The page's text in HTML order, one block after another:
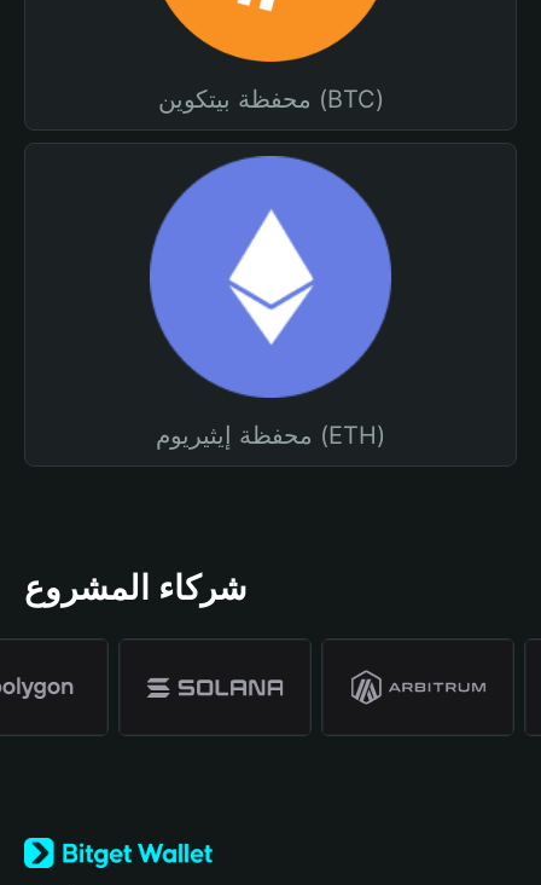
محفظة بيتكوين (BTC)
محفظة إيثيريوم (ETH)
شركاء المشروع